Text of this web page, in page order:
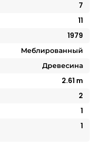
7
11
1979
Меблированный
Древесина
2.61 m
2
1
1